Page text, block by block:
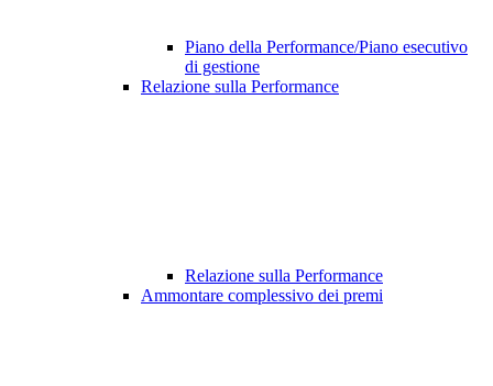
Piano della Performance/Piano esecutivo
di gestione
Relazione sulla Performance
Relazione sulla Performance
Ammontare complessivo dei premi